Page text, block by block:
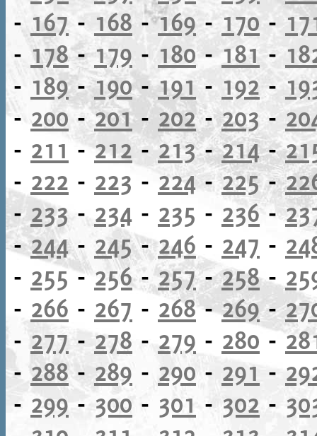
- 167 - 168 -169- 170 -
- 178-179 - 180-181 -
- 189-190-191 - 192 -
- 200 -201-202-203-
- 211 -212 -213-214-
- 222 - 223 - 224-225-
- 233- 234 - 235 - 236-
-244- 245-246 - 247 -
- 255-256-257-258-
- 266 - 267 - 268-269-
- 277 -278 - 279 - 280 -
-288- 289 - 290- 291 -
- 299 - 300 - 301 - 302 -